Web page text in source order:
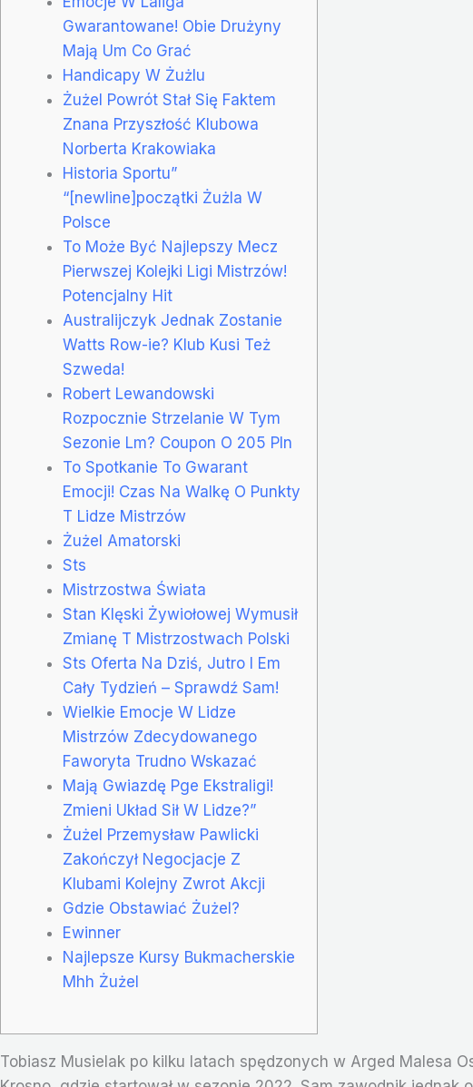
Gwarantowane! Obie Drużyny
Mają Um Co Grać
Handicapy W Żużlu
Żużel Powrót Stał Się Faktem
Znana Przyszłość Klubowa
Norberta Krakowiaka
Historia Sportu”
“[newline]początki Żużla W
Polsce
To Może Być Najlepszy Mecz
Pierwszej Kolejki Ligi Mistrzów!
Potencjalny Hit
Australijczyk Jednak Zostanie
Watts Row-ie? Klub Kusi Też
Szweda!
Robert Lewandowski
Rozpocznie Strzelanie W Tym
Sezonie Lm? Coupon O 205 Pln
To Spotkanie To Gwarant
Emocji! Czas Na Walkę O Punkty
T Lidze Mistrzów
Żużel Amatorski
Sts
Mistrzostwa Świata
Stan Klęski Żywiołowej Wymusił
Zmianę T Mistrzostwach Polski
Sts Oferta Na Dziś, Jutro I Em
Cały Tydzień – Sprawdź Sam!
Wielkie Emocje W Lidze
Mistrzów Zdecydowanego
Faworyta Trudno Wskazać
Mają Gwiazdę Pge Ekstraligi!
Zmieni Układ Sił W Lidze?”
Żużel Przemysław Pawlicki
Zakończył Negocjacje Z
Klubami Kolejny Zwrot Akcji
Gdzie Obstawiać Żużel?
Ewinner
Najlepsze Kursy Bukmacherskie
Mhh Żużel
Tobiasz Musielak po kilku latach spędzonych w Arged Malesa